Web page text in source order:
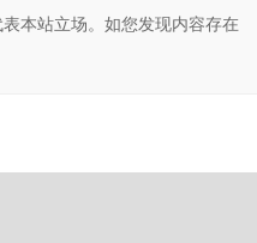
本站立场。如您发现内容存在